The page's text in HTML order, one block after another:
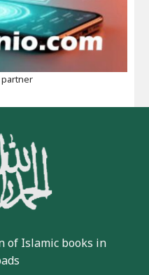
partner
of Islamic books in